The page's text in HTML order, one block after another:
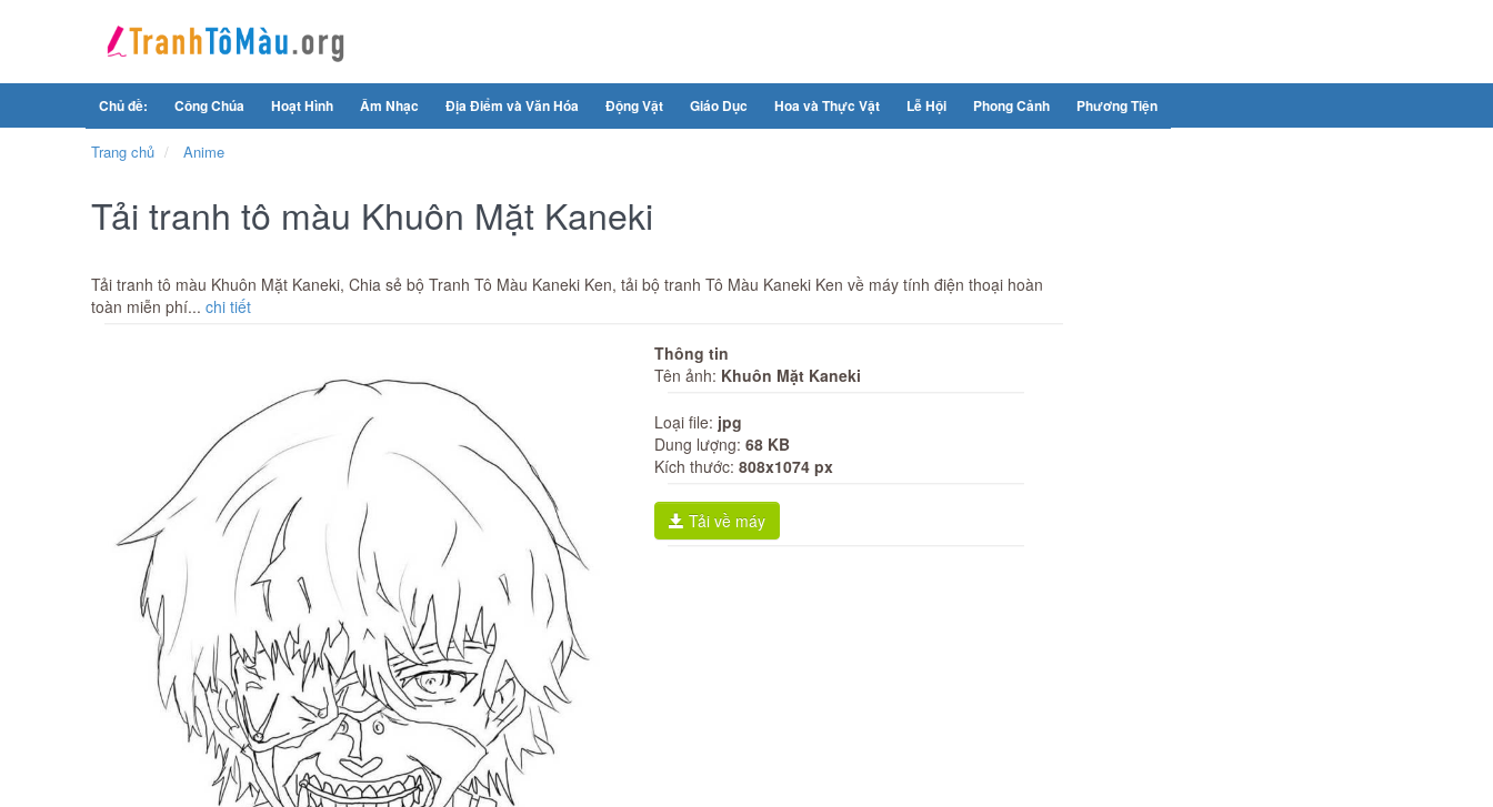
Chủ đề: Công Chúa Hoạt Hình Âm Nhạc Địa Điểm và Văn Hóa Động Vật Giáo Dục Hoa và Thực Vật Lễ Hội Phong Cảnh Phương Tiện
Trang chủ Anime
Tải tranh tô màu Khuôn Mặt Kaneki
Tải tranh tô màu Khuôn Mặt Kaneki, Chia sẻ bộ Tranh Tô Màu Kaneki Ken, tải bộ tranh Tô Màu Kaneki Ken về máy tính điện thoại hoàn
toàn miễn phí... chi tiết
Thông tin
Tên ảnh: Khuôn Mặt Kaneki
Loại file: jpg
Dung lượng: 68 KB
Kích thước: 808x1074 px
Tải về máy